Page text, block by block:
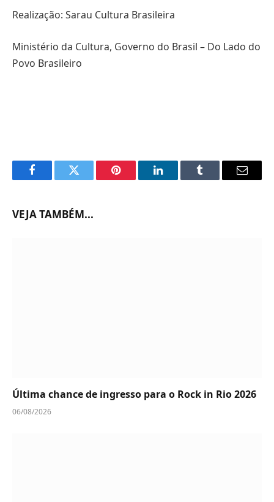
Realização: Sarau Cultura Brasileira
Ministério da Cultura, Governo do Brasil – Do Lado do
Povo Brasileiro
FacebookTwitter Pinterest LinkedInTumblr Email
VEJA TAMBÉM...
Última chance de ingresso para o Rock in Rio 2026
06/08/2026